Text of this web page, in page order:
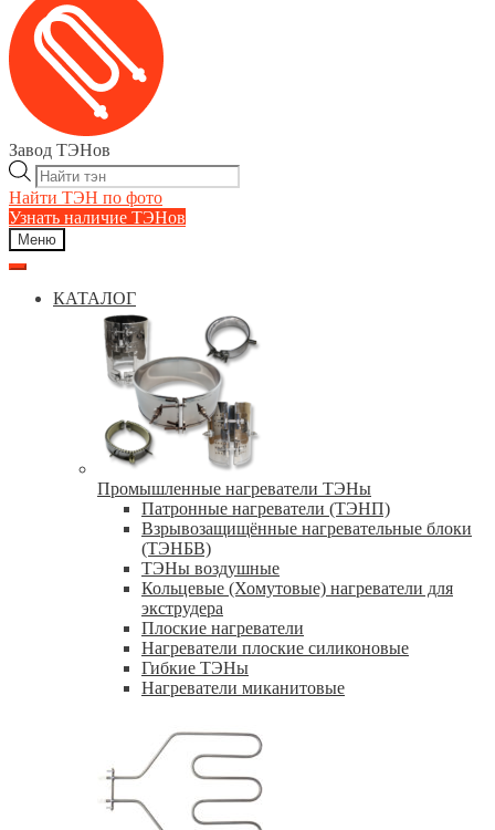
навигации
содержимому
Завод ТЭНов
Поиск
товаров
Найти ТЭН по фото
Узнать наличие ТЭНов
Меню
КАТАЛОГ
Промышленные нагреватели ТЭНы
Патронные нагреватели (ТЭНП)
Взрывозащищённые нагревательные блоки
(ТЭНБВ)
ТЭНы воздушные
Кольцевые (Хомутовые) нагреватели для
экструдера
Плоские нагреватели
Нагреватели плоские силиконовые
Гибкие ТЭНы
Нагреватели миканитовые